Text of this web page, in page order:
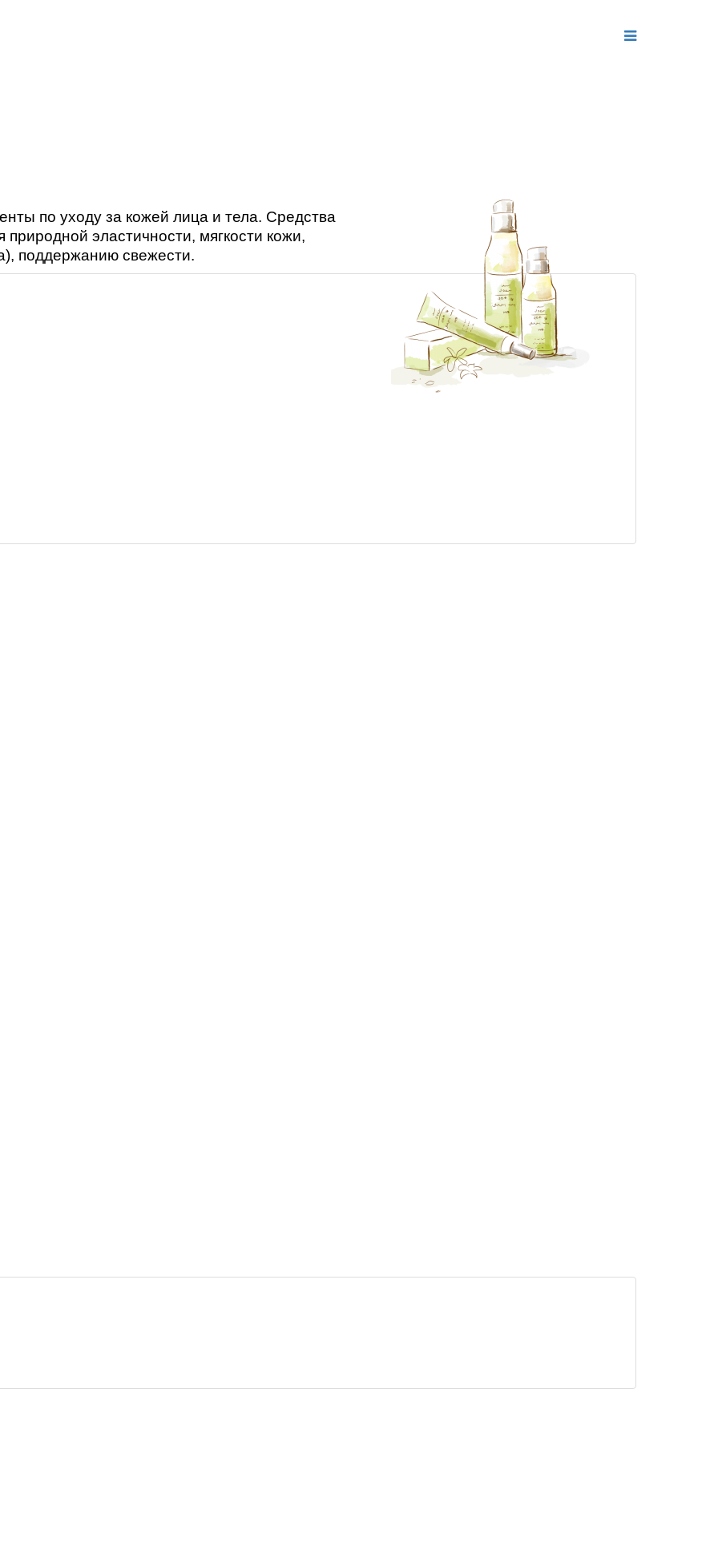
по уходу за кожей лица и тела. Средства
эластичности, мягкости кожи,
поддержанию свежести.